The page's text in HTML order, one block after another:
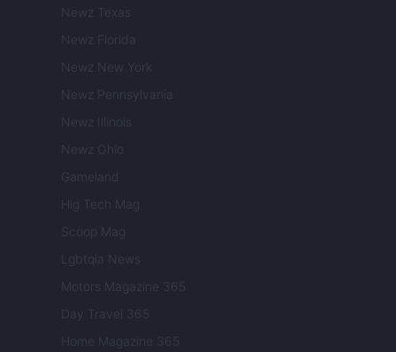
Newz Texas
Newz Florida
Newz New York
Newz Pennsylvania
Newz Illinois
Newz Ohio
Gameland
Hig Tech Mag
Scoop Mag
Lgbtqia News
Motors Magazine 365
Day Travel 365
Home Magazine 365